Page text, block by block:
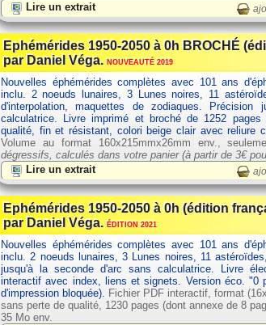
Lire un extrait
Ephémérides 1950-2050 à 0h BROCHÉ
par Daniel Véga.NOUVEAUTÉ 2019
Nouvelles éphémérides complètes avec 101 ans
inclu. 2 noeuds lunaires, 3 Lunes noires, 11
d'interpolation, maquettes de zodiaques. Précision
calculatrice. Livre imprimé et broché de 1252
qualité, fin et résistant, colori beige clair avec reliure
Volume au format 160x215mmx26mm env.,
dégressifs, calculés dans votre panier (à partir de 3€
Lire un extrait
Ephémérides 1950-2050 à 0h (édition
par Daniel Véga.ÉDITION 2021
Nouvelles éphémérides complètes avec 101 ans
inclu. 2 noeuds lunaires, 3 Lunes noires, 11
jusqu'à la seconde d'arc sans calculatrice. Livre
interactif avec index, liens et signets. Version éco. "0
d'impression bloquée). Fichier PDF interactif, format
sans perte de qualité, 1230 pages (dont annexe de 8
35 Mo env.